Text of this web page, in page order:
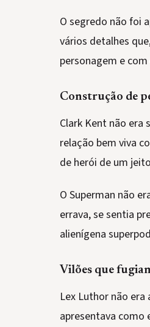
O segredo não foi
vários detalhes
personagem e
Construção de
Clark Kent não era
relação bem viva
de herói de um
O Superman não
errava, se sentia
alienígena
Vilões que
Lex Luthor não
apresentava como